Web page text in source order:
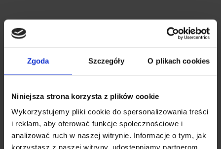
Zgoda Szczegóły O plikach cookies
Niniejsza strona korzysta z plików cookie
Wykorzystujemy pliki cookie do spersonalizowania treści
i reklam, aby oferować funkcje społecznościowe i
analizować ruch w naszej witrynie. Informacje o tym, jak
korzystasz z naszej witryny, udostępniamy partnerom
Zinktabletten - Rangliste
Natu.Care Cynk + inulina
5.0